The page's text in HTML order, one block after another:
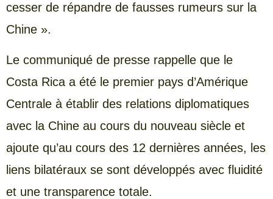
cesser de répandre de fausses rumeurs sur la
Chine ».
Le communiqué de presse rappelle que le
Costa Rica a été le premier pays d’Amérique
Centrale à établir des relations diplomatiques
avec la Chine au cours du nouveau siècle et
ajoute qu’au cours des 12 dernières années, les
liens bilatéraux se sont développés avec fluidité
et une transparence totale.